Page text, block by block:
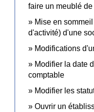
faire un meublé
Mise en
d'activité) d'une
Modifications
Modifier la date
comptable
Modifier les
Ouvrir un